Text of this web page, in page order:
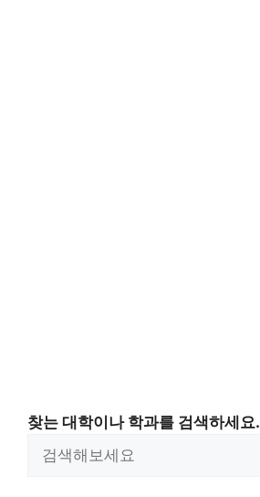
찾는 대학이나 학과를 검색하세요.